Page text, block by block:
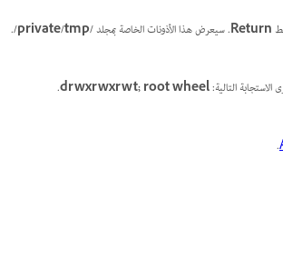
Return. سيعرض هذا الأذونات الخاصة بمجلد/private/tmp/
.
التالية:drwxrwxrwt; root wheel
.
.